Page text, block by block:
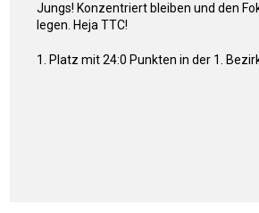
Jungs! Konzentriert bleiben und den
legen. Heja TTC!
1. Platz mit 24:0 Punkten in der 1.